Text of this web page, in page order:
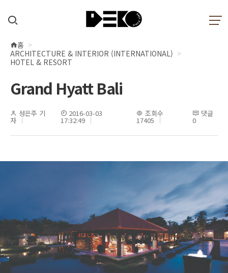
현
재
치
홈
ARCHITECTURE & INTERIOR (INTERNATIONAL)
HOTEL & RESORT
Grand Hyatt Bali
성은주 기
자
2016-03-03
17:32:49
조회수
17405
댓글
0